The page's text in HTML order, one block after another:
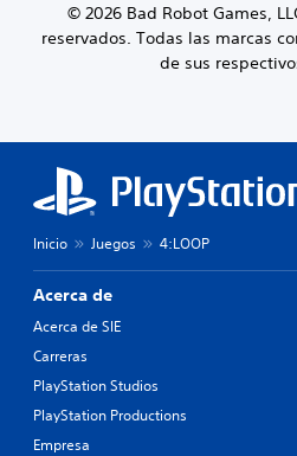
© 2026 Bad Robot Games,
reservados. Todas las marcas
de sus
Inicio Juegos 4:LOOP
Acerca de
Acerca de SIE
Carreras
PlayStation Studios
PlayStation Productions
Empresa